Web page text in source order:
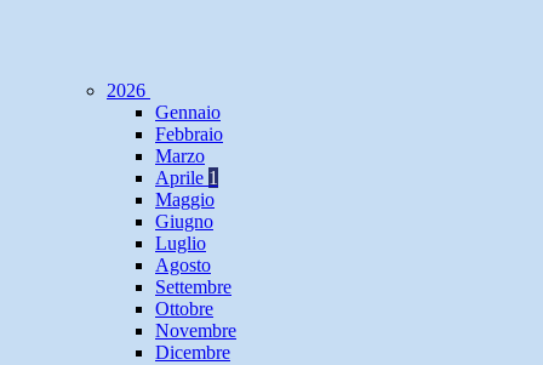
2026
Gennaio
Febbraio
Marzo
Aprile 1
Maggio
Giugno
Luglio
Agosto
Settembre
Ottobre
Novembre
Dicembre